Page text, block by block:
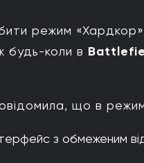
режим
будь-коли в
що в
з обмеженим